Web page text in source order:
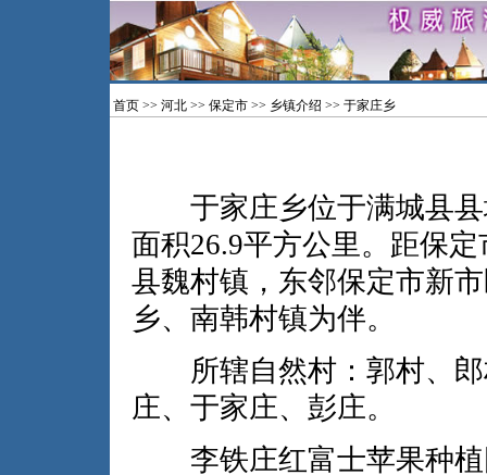
首页 >> 河北 >> 保定市 >> 乡镇介绍 >> 于家庄乡
于家庄乡位于满城县县
面积26.9平方公里。距保
县魏村镇，东邻保定市新
乡、南韩村镇为伴。
所辖自然村：郭村、郎
庄、于家庄、彭庄。
李铁庄红富士苹果种植